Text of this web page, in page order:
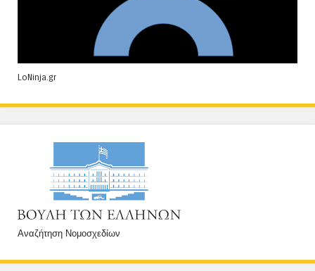
LoNinja.gr
Αναζήτηση Νομοσχεδίων